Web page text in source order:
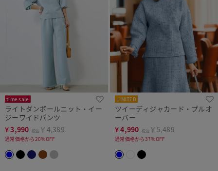
time sale
ライトダンボールニット・イー
ジーワイドパンツ
¥3,990 税込 ￥4,389
通常価格から20%OFF
LIMITED
ツイーディジャカード・プルオ
ーバー
¥4,990 税込 ￥5,489
通常価格から37%OFF